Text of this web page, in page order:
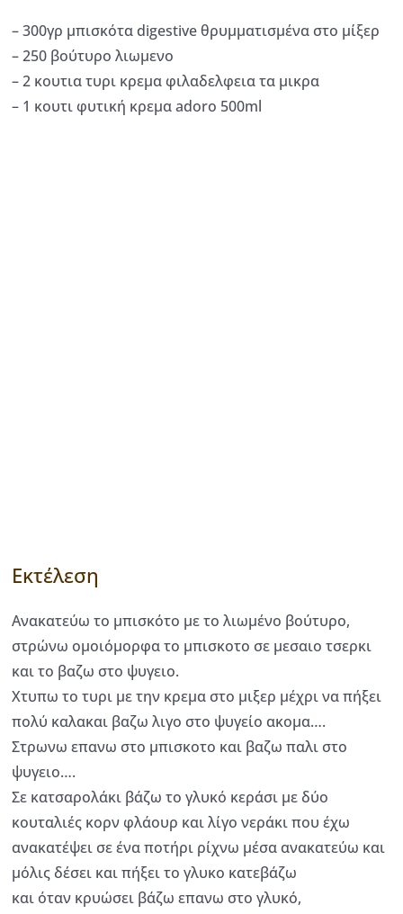
– 300γρ μπισκότα digestive θρυμματισμένα στο μίξερ
– 250 βούτυρο λιωμενο
– 2 κουτια τυρι κρεμα φιλαδελφεια τα μικρα
– 1 κουτι φυτική κρεμα adoro 500ml
Εκτέλεση
Ανακατεύω το μπισκότο με το λιωμένο βούτυρο,
στρώνω ομοιόμορφα το μπισκοτο σε μεσαιο τσερκι
και το βαζω στο ψυγειο.
Χτυπω το τυρι με την κρεμα στο μιξερ μέχρι να πήξει
πολύ καλακαι βαζω λιγο στο ψυγείο ακομα….
Στρωνω επανω στο μπισκοτο και βαζω παλι στο
ψυγειο….
Σε κατσαρολάκι βάζω το γλυκό κεράσι με δύο
κουταλιές κορν φλάουρ και λίγο νεράκι που έχω
ανακατέψει σε ένα ποτήρι ρίχνω μέσα ανακατεύω και
μόλις δέσει και πήξει το γλυκο κατεβάζω
και όταν κρυώσει βάζω επανω στο γλυκό,